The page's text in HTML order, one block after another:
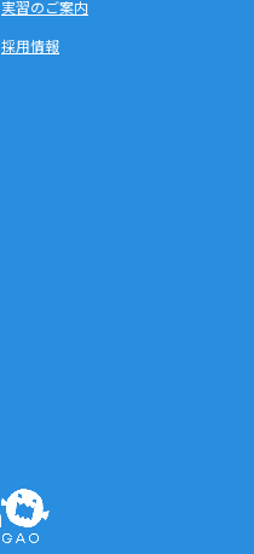
実習のご案内
採用情報